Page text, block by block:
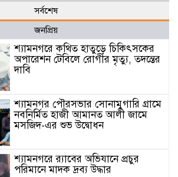
সর্বশেষ
জনপ্রিয়
শ্যামনগরে কথিত হাতুড়ে চিকিৎসকের
অপারেশন টেবিলে রোগীর মৃত্যু, তদন্তের
দাবি
শ্যামনগর পৌরসভার সোনামুগারি গ্রামে
নবনির্মিত হাজী আমানত আলী জামে
মসজিদ-এর শুভ উদ্বোধন
শ্যামনগরে র‍্যাবের অভিযানে প্রচুর
পরিমানে মাদক দ্রব্য উদ্ধার